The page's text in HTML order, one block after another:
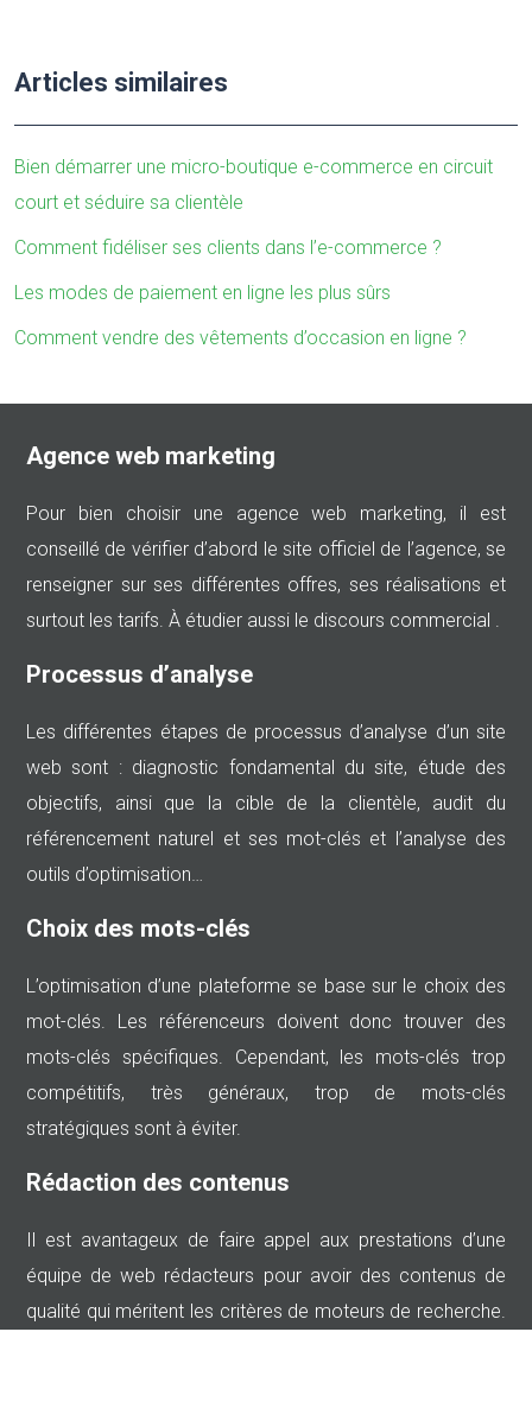
Articles similaires
Bien démarrer une micro-boutique e-commerce en circuit
court et séduire sa clientèle
Comment fidéliser ses clients dans l’e-commerce ?
Les modes de paiement en ligne les plus sûrs
Comment vendre des vêtements d’occasion en ligne ?
Agence web marketing
Pour bien choisir une agence web marketing, il est
conseillé de vérifier d’abord le site officiel de l’agence, se
renseigner sur ses différentes offres, ses réalisations et
surtout les tarifs. À étudier aussi le discours commercial .
Processus d’analyse
Les différentes étapes de processus d’analyse d’un site
web sont : diagnostic fondamental du site, étude des
objectifs, ainsi que la cible de la clientèle, audit du
référencement naturel et ses mot-clés et l’analyse des
outils d’optimisation…
Choix des mots-clés
L’optimisation d’une plateforme se base sur le choix des
mot-clés. Les référenceurs doivent donc trouver des
mots-clés spécifiques. Cependant, les mots-clés trop
compétitifs, très généraux, trop de mots-clés
stratégiques sont à éviter.
Rédaction des contenus
Il est avantageux de faire appel aux prestations d’une
équipe de web rédacteurs pour avoir des contenus de
qualité qui méritent les critères de moteurs de recherche.